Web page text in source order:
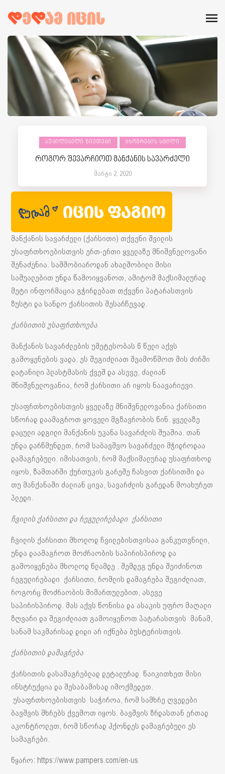
ᲐᲣᲪᲘᲚᲔᲑᲔᲚᲘ ᲜᲘᲕᲗᲔᲑᲘ ᲪᲮᲝᲕᲠᲔᲑᲘᲡ ᲡᲢᲘᲚᲘ
როგორ შევარჩიოთ მანქანის სავარძელი
მარტი 2, 2020
მანქანის სავარძელი (ქარსითი) თქვენი შვილის
უსაფრთხოებისთვის ერთ-ერთი ყველაზე მნიშვნელოვანი
შენაძენია. სამშობიაროდან ახალშობილი მისი
საშუალებით უნდა წამოიყვანოთ, ამიტომ მაქსიმალურად
მეტი ინფორმაცია გჭირდებათ თქვენი პატარასთვის
ზუსტი და სანდო ქარსითის შესარჩევად.
ქარსითის უსაფრთხოება
მანქანის სავარძლების უმეტესობას 6 წელი აქვს
გამოყენების ვადა. ეს შეგიძლიათ შეამოწმოთ მის ძირში
დატანილი პლასტმასის ქვეშ და ასევე, ძალიან
მნიშვნელოვანია, რომ ქარსითი არ იყოს ნაავარიევი.
უსაფრთხოებისთვის ყველაზე მნიშვნელოვანია ქარსითი
სწორად დაამაგროთ ყოველი მგზავრობის წინ. ყველაზე
დაცული ადგილი მანქანის უკანა სავარძლის შუაშია. თან
უნდა დარწმუნდეთ, რომ საბავშვო სავარძელი მჭიდროდაა
დამაგრებული. იმისათვის, რომ მაქსიმალურად უსაფრთხოდ
იყოს, ზამთარში ქურთუკის გარეშე ჩასვით ქარსითში და
თუ მანქანაში ძალიან ცივა, სავარძლის გარედან მოახურეთ
პლედი.
ჩვილის ქარსითი და რეგულირებადი ქარსითი
ჩვილის ქარსითი მხოლოდ ჩვილებისთვისაა განკუთვნილი,
უნდა დაამაგროთ მოძრაობის საპირისპიროდ და
გამოიყენება მხოლოდ წლამდე . შემდეგ უნდა შეიძინოთ
რეგულირებადი ქარსითი, რომლის დამაგრება შეგიძლიათ,
როგორც მოძრაობის მიმართულებით, ასევე
საპირისპიროდ. მას აქვს წონისა და ასაკის უფრო მაღალი
ზღვარი და შეგიძლიათ გამოიყენოთ პატარასთვის მანამ,
სანამ საკმარისად დიდი არ იქნება ბუსტერისთვის.
ქარსითის დამაგრება
ქარსითის დასამაგრებლად დეტალურად წაიკითხეთ მისი
ინსტრუქცია და შესაბამისად იმოქმედეთ.
უსაფრთხოებისთვის საჭიროა, რომ სამხრე ღვედები
ბავშვის მხრებს ქვემოთ იყოს. ბავშვის ზრდასთან ერთად
აკონტროლეთ, რომ სწორად ჰქონდეს დამაგრებული ეს
სამაგრები.
წყარო: https://www.pampers.com/en-us